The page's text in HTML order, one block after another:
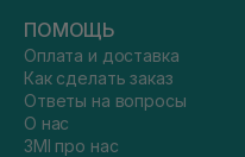
ПОМОЩЬ
Оплата и доставка
Как сделать заказ
Ответы на вопросы
О нас
ЗМІ про нас